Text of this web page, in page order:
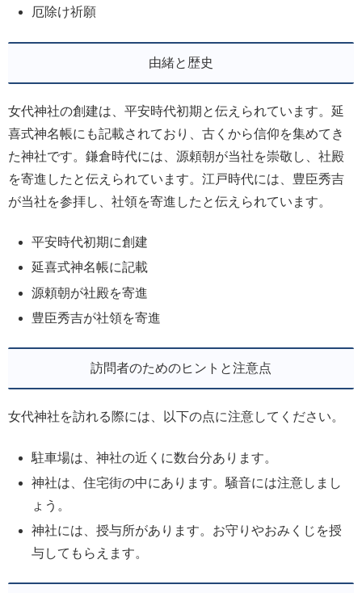
厄除け祈願
由緒と歴史
女代神社の創建は、平安時代初期と伝えられています。延
喜式神名帳にも記載されており、古くから信仰を集めてき
た神社です。鎌倉時代には、源頼朝が当社を崇敬し、社殿
を寄進したと伝えられています。江戸時代には、豊臣秀吉
が当社を参拝し、社領を寄進したと伝えられています。
平安時代初期に創建
延喜式神名帳に記載
源頼朝が社殿を寄進
豊臣秀吉が社領を寄進
訪問者のためのヒントと注意点
女代神社を訪れる際には、以下の点に注意してください。
駐車場は、神社の近くに数台分あります。
神社は、住宅街の中にあります。騒音には注意しまし
ょう。
神社には、授与所があります。お守りやおみくじを授
与してもらえます。